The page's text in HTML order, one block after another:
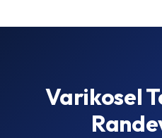
Varikosel